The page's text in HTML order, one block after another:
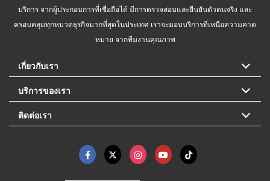
บริการ จากผู้ประกอบการที่เชื่อถือได้ มีการตรวจสอบและยืนยันตัวตนจริง และ
ครอบคลุมทุกหมวดธุรกิจมากที่สุดในประเทศ เราจะมอบบริการที่เหนือความคาด
หมาย จากทีมงานคุณภาพ
เกี่ยวกับเรา
บริการของเรา
ติดต่อเรา